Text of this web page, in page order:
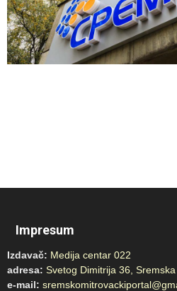
Impresum
Izdavač: Medija centar 022
adresa: Svetog Dimitrija 36,
e-mail: